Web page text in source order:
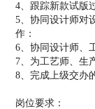
4、跟踪新款试版
5、协同设计师对
作：
6、协同设计师、
7、为工艺师、生
8、完成上级交办
岗位要求：